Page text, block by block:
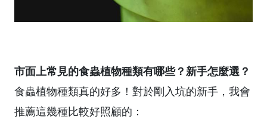
市面上常見的食蟲植物種類有哪些？新手怎麼選？
食蟲植物種類真的好多！對於剛入坑的新手，我會
推薦這幾種比較好照顧的：